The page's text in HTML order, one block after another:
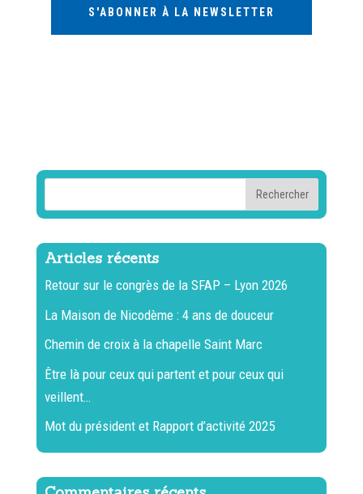
S'ABONNER À LA NEWSLETTER
Articles récents
Retour sur le congrès de la SFAP – Lyon 2026
La Maison de Nicodème : 4 ans de douceur
Chemin de croix à la chapelle Saint Marc
Être là pour ceux qui partent et pour ceux qui
veillent…
Mot du président et Rapport d’activité 2025